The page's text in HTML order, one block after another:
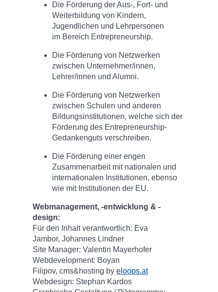
Die Förderung der Aus-, Fort- und
Weiterbildung von Kindern,
Jugendlichen und Lehrpersonen
im Bereich Entrepreneurship.
Die Förderung von Netzwerken
zwischen Unternehmer/innen,
Lehrer/innen und Alumni.
Die Förderung von Netzwerken
zwischen Schulen und anderen
Bildungsinstitutionen, welche sich der
Förderung des Entrepreneurship-
Gedankenguts verschreiben.
Die Förderung einer engen
Zusammenarbeit mit nationalen und
internationalen Institutionen, ebenso
wie mit Institutionen der EU.
Webmanagement, -entwicklung & -
design:
Für den Inhalt verantwortlich: Eva
Jambor, Johannes Lindner
Site Manager: Valentin Mayerhofer
Webdevelopment: Boyan
Filipov, cms&hosting byeloops.at
Webdesign: Stephan Kardos